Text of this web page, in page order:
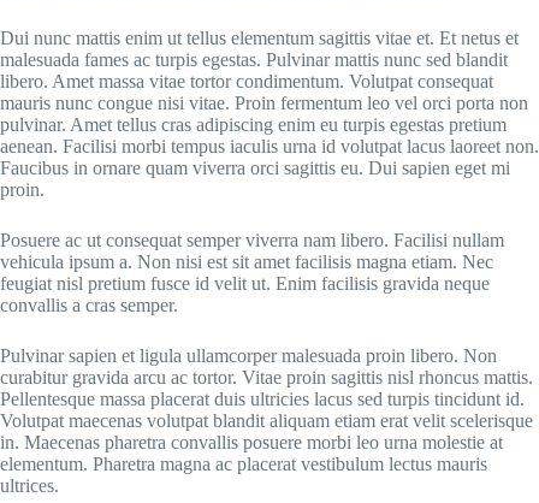
Dui nunc mattis enim ut tellus elementum sagittis vitae et. Et netus et
malesuada fames ac turpis egestas. Pulvinar mattis nunc sed blandit
libero. Amet massa vitae tortor condimentum. Volutpat consequat
mauris nunc congue nisi vitae. Proin fermentum leo vel orci porta non
pulvinar. Amet tellus cras adipiscing enim eu turpis egestas pretium
aenean. Facilisi morbi tempus iaculis urna id volutpat lacus laoreet non.
Faucibus in ornare quam viverra orci sagittis eu. Dui sapien eget mi
proin.
Posuere ac ut consequat semper viverra nam libero. Facilisi nullam
vehicula ipsum a. Non nisi est sit amet facilisis magna etiam. Nec
feugiat nisl pretium fusce id velit ut. Enim facilisis gravida neque
convallis a cras semper.
Pulvinar sapien et ligula ullamcorper malesuada proin libero. Non
curabitur gravida arcu ac tortor. Vitae proin sagittis nisl rhoncus mattis.
Pellentesque massa placerat duis ultricies lacus sed turpis tincidunt id.
Volutpat maecenas volutpat blandit aliquam etiam erat velit scelerisque
in. Maecenas pharetra convallis posuere morbi leo urna molestie at
elementum. Pharetra magna ac placerat vestibulum lectus mauris
ultrices.